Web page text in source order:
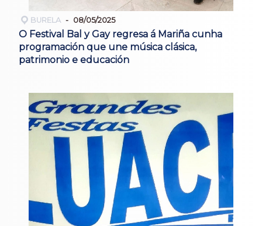
BURELA 08/05/2025
O Festival Bal y Gay regresa á Mariña cunha
programación que une música clásica,
patrimonio e educación